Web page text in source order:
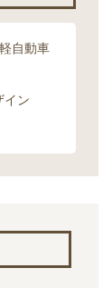
自動車
イン